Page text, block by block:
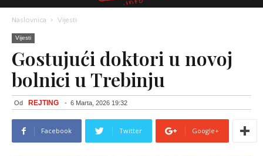
Naslovnica Vijesti
Vijesti
Gostujući doktori u novoj
bolnici u Trebinju
Od REJTING - 6 Marta, 2026 19:32
Facebook Twitter Google+